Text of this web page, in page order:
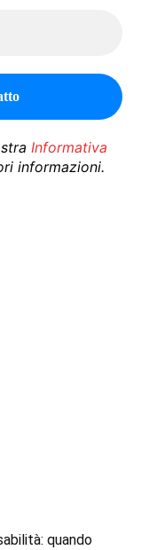
Informativa
informazioni.
quando